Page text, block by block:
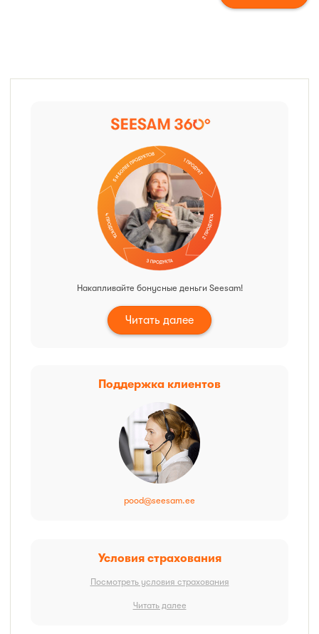
Накапливайте бонусные деньги Seesam!
Читать далее
поддержка клиентов
pood@seesam.ee
условия страхования
Посмотреть условия страхования
Читать далее